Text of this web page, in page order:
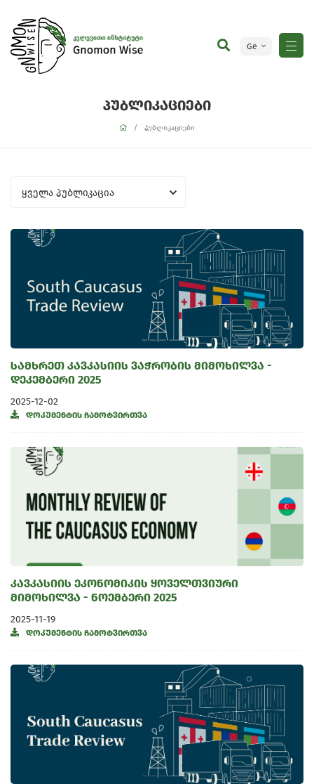
Ge
პუბლიკაციები
პუბლიკაციები
ყველა პუბლიკაცია
სამხრეთ კავკასიის ვაჭრობის მიმოხილვა -
დეკემბერი 2025
2025-12-02
დოკუმენტის ჩამოტვირთვა
კავკასიის ეკონომიკის ყოველთვიური
მიმოხილვა - ნოემბერი 2025
2025-11-19
დოკუმენტის ჩამოტვირთვა